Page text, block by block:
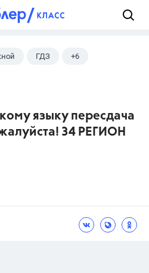
ГДЗ +6
языку пересдача
34 РЕГИОН